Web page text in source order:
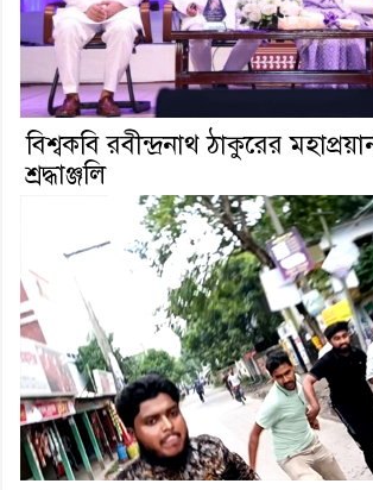
বিশ্বকবি রবীন্দ্রনাথ ঠাকুরের
শ্রদ্ধাঞ্জলি